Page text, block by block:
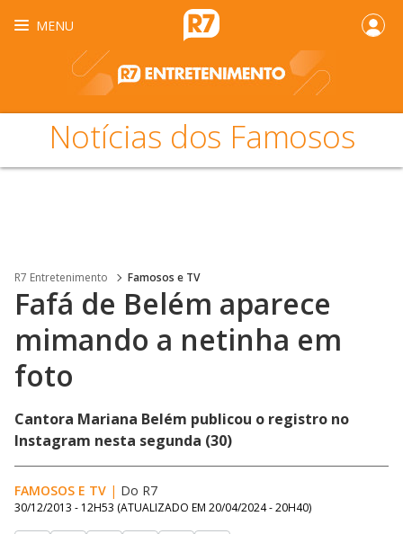
MENU
Notícias dos Famosos
R7 Entretenimento Famosos e TV
Fafá de Belém aparece
mimando a netinha em
foto
Cantora Mariana Belém publicou o registro no
Instagram nesta segunda (30)
FAMOSOS E TV | Do R7
30/12/2013 - 12H53 (ATUALIZADO EM 20/04/2024 - 20H40)